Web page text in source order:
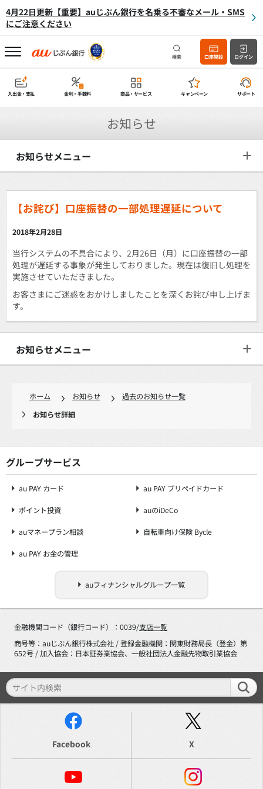
4月22日更新【重要】auじぶん銀行を名乗る不審なメール・SMS
にご注意ください
検索 口座開設 ログイン
入出金・支払 金利・手数料 商品・サービス キャンペーン サポート
お知らせ
お知らせメニュー
【お詫び】口座振替の一部処理遅延について
2018年2月28日
当行システムの不具合により、2月26日（月）に口座振替の一部
処理が遅延する事象が発生しておりました。現在は復旧し処理を
実施させていただきました。
お客さまにご迷惑をおかけしましたことを深くお詫び申し上げま
す。
お知らせメニュー
ホーム お知らせ
過去のお知らせ一覧
お知らせ詳細
グループサービス
au PAY カード au PAY プリペイドカード
ポイント投資 auのiDeCo
auマネープラン相談 自転車向け保険 Bycle
au PAY お金の管理
auフィナンシャルグループ一覧
金融機関コード（銀行コード）：0039/支店一覧
商号等：auじぶん銀行株式会社 / 登録金融機関：関東財務局長（登金）第
652号 / 加入協会：日本証券業協会、一般社団法人金融先物取引業協会
Facebook X